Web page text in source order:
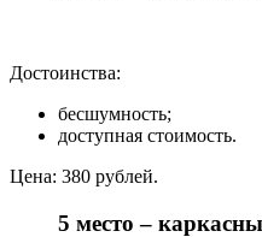
Достоинства:
бесшумность;
доступная стоимость.
Цена: 380 рублей.
5 место –